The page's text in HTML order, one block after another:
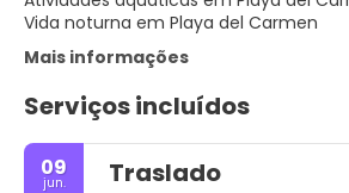
Vida noturna em Playa del Carmen
Mais informações
Serviços incluídos
09
jun. Traslado